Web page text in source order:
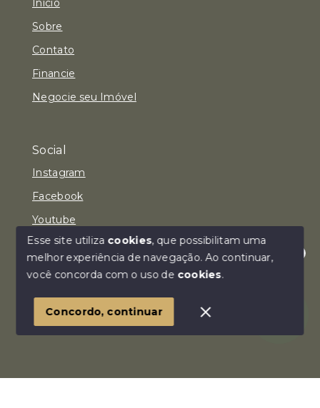
Olá! Estamos disponíveis para te ajudar.
Sobre
Contato
Financie
Negocie seu Imóvel
Social
Instagram
Facebook
Youtube
© Copyright 2026 - Imóvel Aqui Consultoria Imobiliária
SITE PARA IMOBILIARIA
Esse site utiliza cookies, que possibilitam uma
melhor experiência de navegação.Ao continuar,
você concorda com o uso de cookies.
Concordo, continuar